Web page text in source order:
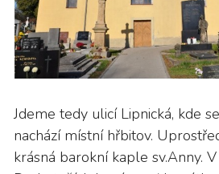
Jdeme tedy ulicí Lipnická, kde
nachází místní hřbitov.
krásná barokní kaple sv.Anny.